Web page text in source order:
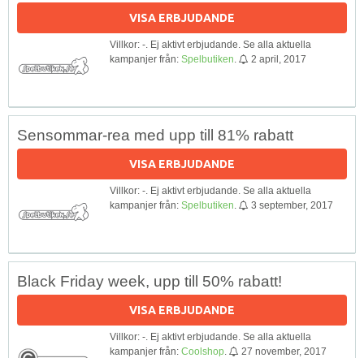
VISA ERBJUDANDE
Villkor: -. Ej aktivt erbjudande. Se alla aktuella
kampanjer från: Spelbutiken 2 april, 2017
Sensommar-rea med upp till 81% rabatt
VISA ERBJUDANDE
Villkor: -. Ej aktivt erbjudande. Se alla aktuella
kampanjer från: Spelbutiken 3 september, 2017
Black Friday week, upp till 50% rabatt!
VISA ERBJUDANDE
Villkor: -. Ej aktivt erbjudande. Se alla aktuella
kampanjer från: Coolshop 27 november, 2017